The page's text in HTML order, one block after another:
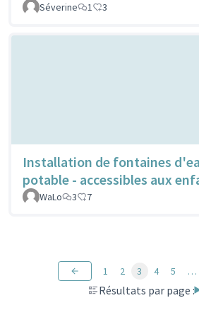
Séverine
1 3
Installation de fontaines
potable - accessibles aux
WaLo
3 7
Résultats par page :
1 2 3 4 5 …